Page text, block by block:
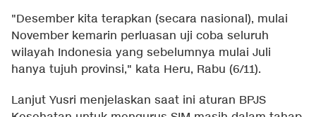
"Desember kita terapkan (secara nasional), mulai
November kemarin perluasan uji coba seluruh
wilayah Indonesia yang sebelumnya mulai Juli
hanya tujuh provinsi," kata Heru, Rabu (6/11).
Lanjut Yusri menjelaskan saat ini aturan BPJS